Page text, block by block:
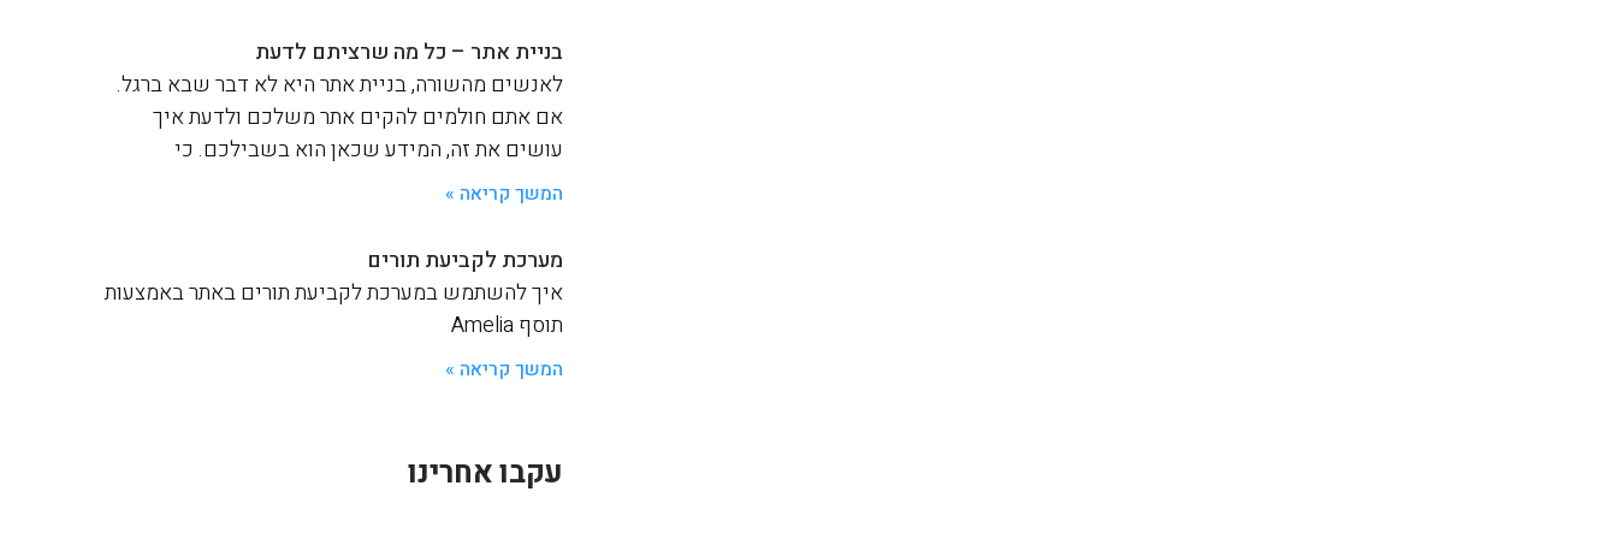
בניית אתר – כל מה שרציתם לדעת
לאנשים מהשורה, בניית אתר היא לא דבר שבא ברגל.
אם אתם חולמים להקים אתר משלכם ולדעת איך
עושים את זה, המידע שכאן הוא בשבילכם. כי
המשך קריאה »
מערכת לקביעת תורים
איך להשתמש במערכת לקביעת תורים באתר באמצעות
תוסף Amelia
המשך קריאה »
עקבו אחרינו